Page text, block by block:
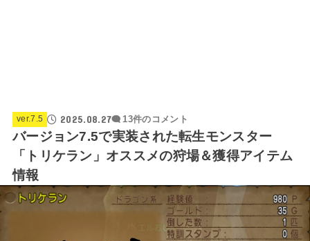
ver.7.5 2025.08.27 13件のコメント
バージョン7.5で実装された転生モンスター
「トリケラン」オススメの狩場＆獲得アイテム
情報